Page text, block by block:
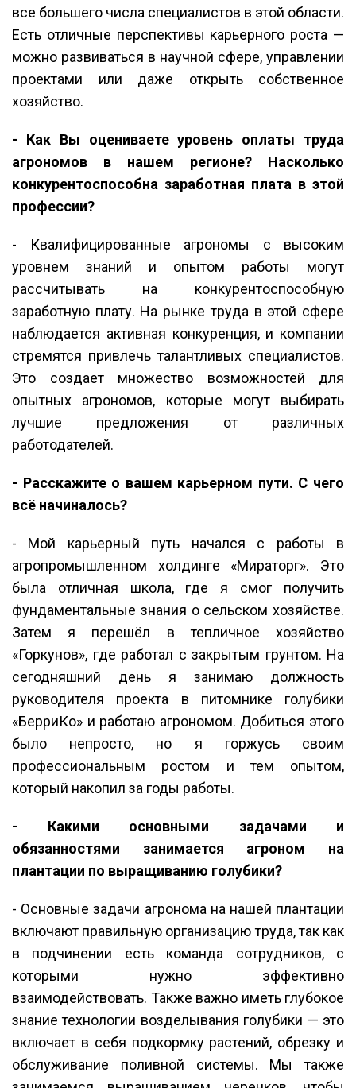
все большего числа специалистов в этой области.
Есть отличные перспективы карьерного роста —
можно развиваться в научной сфере, управлении
проектами или даже открыть собственное
хозяйство.
- Как Вы оцениваете уровень оплаты труда
агрономов в нашем регионе? Насколько
конкурентоспособна заработная плата в этой
профессии?
- Квалифицированные агрономы с высоким
уровнем знаний и опытом работы могут
рассчитывать на конкурентоспособную
заработную плату. На рынке труда в этой сфере
наблюдается активная конкуренция, и компании
стремятся привлечь талантливых специалистов.
Это создает множество возможностей для
опытных агрономов, которые могут выбирать
лучшие предложения от различных
работодателей.
- Расскажите о вашем карьерном пути. С чего
всё начиналось?
- Мой карьерный путь начался с работы в
агропромышленном холдинге «Мираторг». Это
была отличная школа, где я смог получить
фундаментальные знания о сельском хозяйстве.
Затем я перешёл в тепличное хозяйство
«Горкунов», где работал с закрытым грунтом. На
сегодняшний день я занимаю должность
руководителя проекта в питомнике голубики
«БерриКо» и работаю агрономом. Добиться этого
было непросто, но я горжусь своим
профессиональным ростом и тем опытом,
который накопил за годы работы.
- Какими основными задачами и
обязанностями занимается агроном на
плантации по выращиванию голубики?
- Основные задачи агронома на нашей плантации
включают правильную организацию труда, так как
в подчинении есть команда сотрудников, с
которыми нужно эффективно
взаимодействовать. Также важно иметь глубокое
знание технологии возделывания голубики — это
включает в себя подкормку растений, обрезку и
обслуживание поливной системы. Мы также